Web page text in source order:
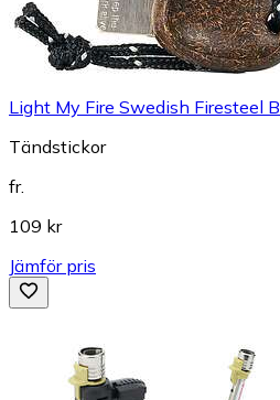
Light My Fire Swedish Firesteel
Tändstickor
fr.
109 kr
Jämför pris